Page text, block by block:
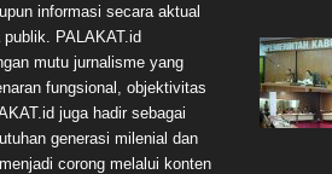
informasi secara aktual
PALAKAT.id
mutu jurnalisme yang
fungsional, objektivitas
juga hadir sebagai
generasi milenial dan
corong melalui konten